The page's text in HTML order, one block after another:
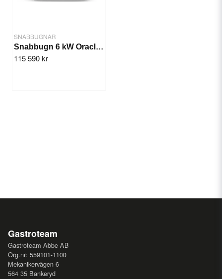
SNABBUGNAR
Snabbugn 6 kW Oracle Svart
115 590 kr
Gastroteam
Gastroteam Abbe AB
Org.nr: 559101-1100
Mekanikervägen 6
564 35 Bankeryd